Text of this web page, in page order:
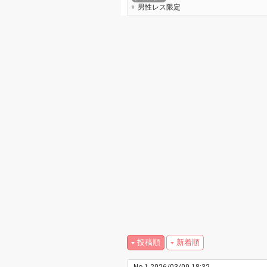
男性レス限定
投稿順 新着順